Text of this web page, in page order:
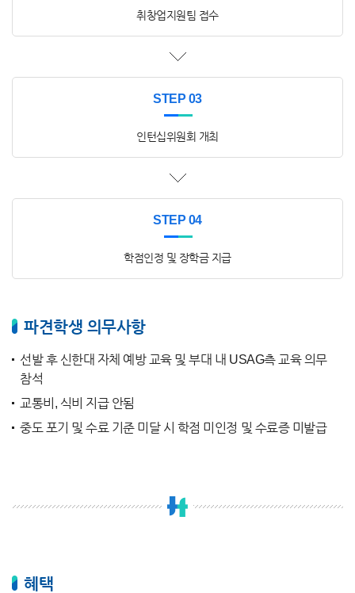
취창업지원팀 접수
STEP 03
인턴십위원회 개최
STEP 04
학점인정 및 장학금 지급
파견학생 의무사항
선발 후 신한대 자체 예방 교육 및 부대 내 USAG측 교육 의무
참석
교통비, 식비 지급 안됨
중도 포기 및 수료 기준 미달 시 학점 미인정 및 수료증 미발급
혜택